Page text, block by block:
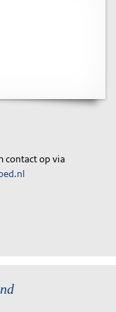
contact op via